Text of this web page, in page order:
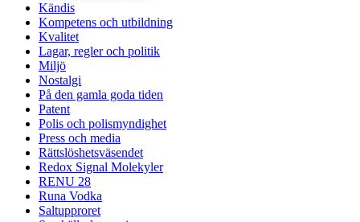
Kändis
Kompetens och utbildning
Kvalitet
Lagar, regler och politik
Miljö
Nostalgi
På den gamla goda tiden
Patent
Polis och polismyndighet
Press och media
Rättslöshetsväsendet
Redox Signal Molekyler
RENU 28
Runa Vodka
Saltupproret